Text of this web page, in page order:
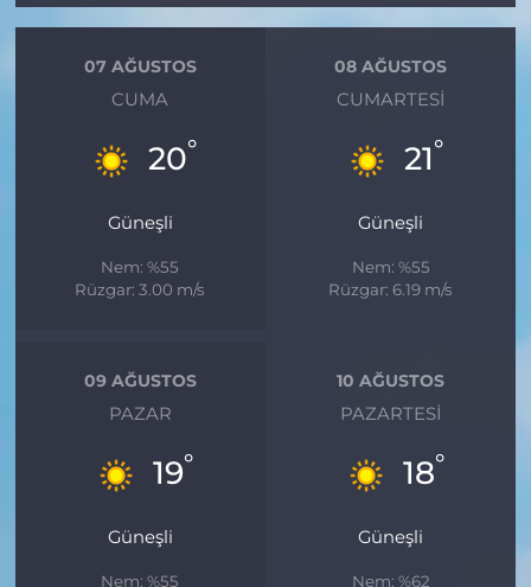
07 AĞUSTOS
CUMA
20°
Güneşli
Nem: %55
Rüzgar: 3.00 m/s
08 AĞUSTOS
CUMARTESI
21°
Güneşli
Nem: %55
Rüzgar: 6.19 m/s
09 AĞUSTOS
PAZAR
19°
Güneşli
Nem: %55
10 AĞUSTOS
PAZARTESI
18°
Güneşli
Nem: %62